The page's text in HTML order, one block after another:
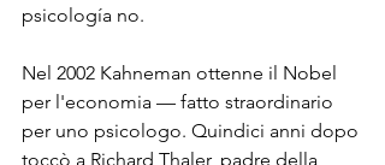
psicología no.
Nel 2002 Kahneman ottenne il Nobel
per l'economia — fatto straordinario
per uno psicologo. Quindici anni dopo
toccò a Richard Thaler, padre della